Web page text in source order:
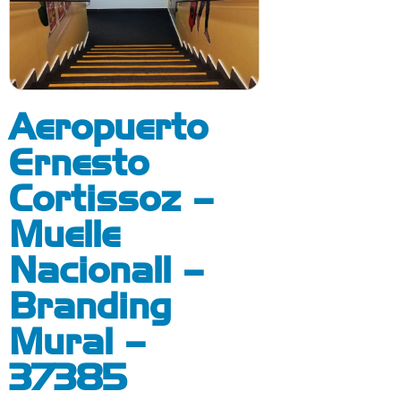
Aeropuerto
Ernesto
Cortissoz –
Muelle
Nacionall –
Branding
Mural –
37385